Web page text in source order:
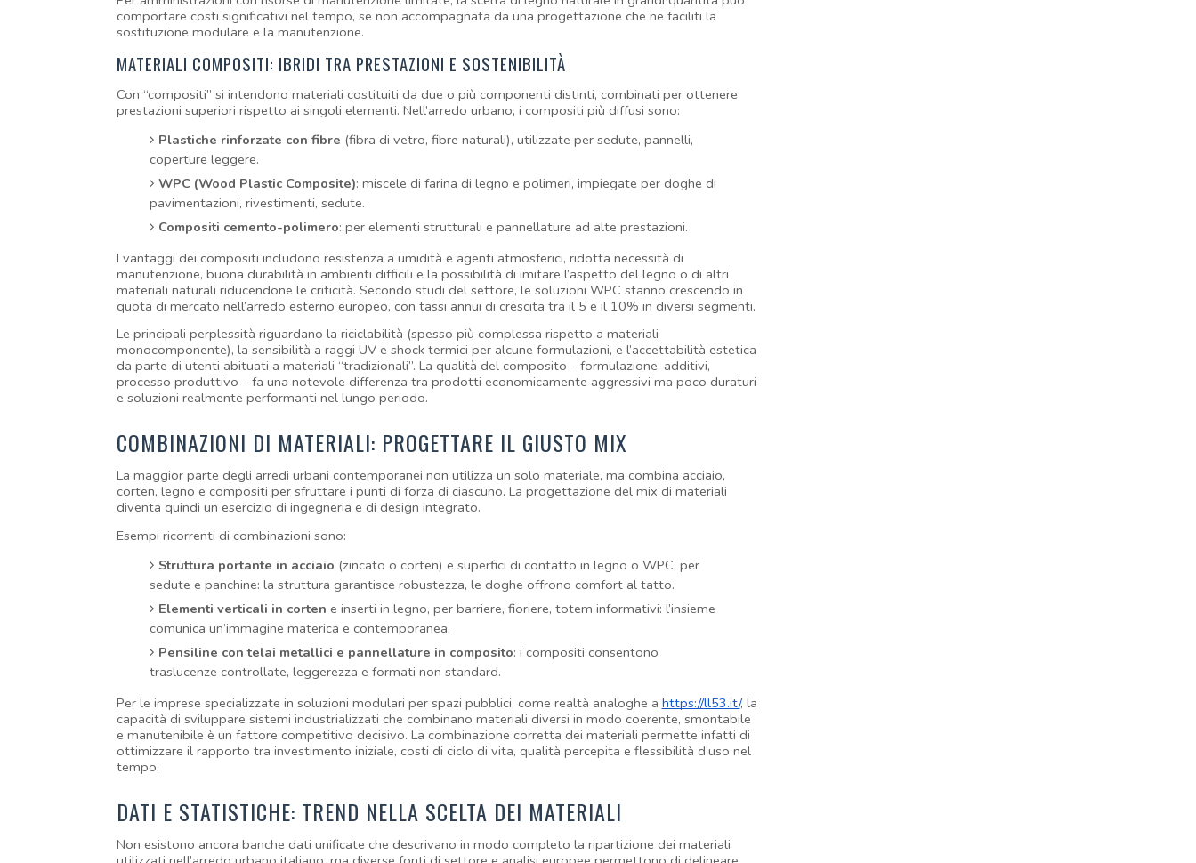
comportare costi significativi nel tempo, se non accompagnata da una progettazione che ne faciliti la
sostituzione modulare e la manutenzione.
MATERIALI COMPOSITI: IBRIDI TRA PRESTAZIONI E SOSTENIBILITÀ
Con “compositi” si intendono materiali costituiti da due o più componenti distinti, combinati per ottenere
prestazioni superiori rispetto ai singoli elementi. Nell’arredo urbano, i compositi più diffusi sono:
Plastiche rinforzate con fibre (fibra di vetro, fibre naturali), utilizzate per sedute, pannelli,
coperture leggere.
WPC (Wood Plastic Composite): miscele di farina di legno e polimeri, impiegate per doghe di
pavimentazioni, rivestimenti, sedute.
Compositi cemento-polimero: per elementi strutturali e pannellature ad alte prestazioni.
I vantaggi dei compositi includono resistenza a umidità e agenti atmosferici, ridotta necessità di
manutenzione, buona durabilità in ambienti difficili e la possibilità di imitare l’aspetto del legno o di altri
materiali naturali riducendone le criticità. Secondo studi del settore, le soluzioni WPC stanno crescendo in
quota di mercato nell’arredo esterno europeo, con tassi annui di crescita tra il 5 e il 10% in diversi segmenti.
Le principali perplessità riguardano la riciclabilità (spesso più complessa rispetto a materiali
monocomponente), la sensibilità a raggi UV e shock termici per alcune formulazioni, e l’accettabilità estetica
da parte di utenti abituati a materiali “tradizionali”. La qualità del composito – formulazione, additivi,
processo produttivo – fa una notevole differenza tra prodotti economicamente aggressivi ma poco duraturi
e soluzioni realmente performanti nel lungo periodo.
COMBINAZIONI DI MATERIALI: PROGETTARE IL GIUSTO MIX
La maggior parte degli arredi urbani contemporanei non utilizza un solo materiale, ma combina acciaio,
corten, legno e compositi per sfruttare i punti di forza di ciascuno. La progettazione del mix di materiali
diventa quindi un esercizio di ingegneria e di design integrato.
Esempi ricorrenti di combinazioni sono:
Struttura portante in acciaio (zincato o corten) e superfici di contatto in legno o WPC, per
sedute e panchine: la struttura garantisce robustezza, le doghe offrono comfort al tatto.
Elementi verticali in corten e inserti in legno, per barriere, fioriere, totem informativi: l’insieme
comunica un’immagine materica e contemporanea.
Pensiline con telai metallici e pannellature in composito: i compositi consentono
traslucenze controllate, leggerezza e formati non standard.
Per le imprese specializzate in soluzioni modulari per spazi pubblici, come realtà analoghe a https://ll53.it/, la
capacità di sviluppare sistemi industrializzati che combinano materiali diversi in modo coerente, smontabile
e manutenibile è un fattore competitivo decisivo. La combinazione corretta dei materiali permette infatti di
ottimizzare il rapporto tra investimento iniziale, costi di ciclo di vita, qualità percepita e flessibilità d’uso nel
tempo.
DATI E STATISTICHE: TREND NELLA SCELTA DEI MATERIALI
Non esistono ancora banche dati unificate che descrivano in modo completo la ripartizione dei materiali